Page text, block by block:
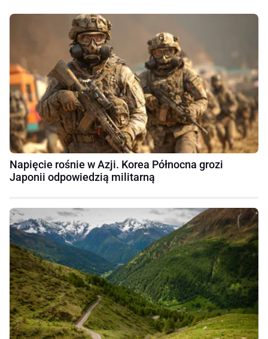
Napięcie rośnie w Azji. Korea Północna grozi
Japonii odpowiedzią militarną